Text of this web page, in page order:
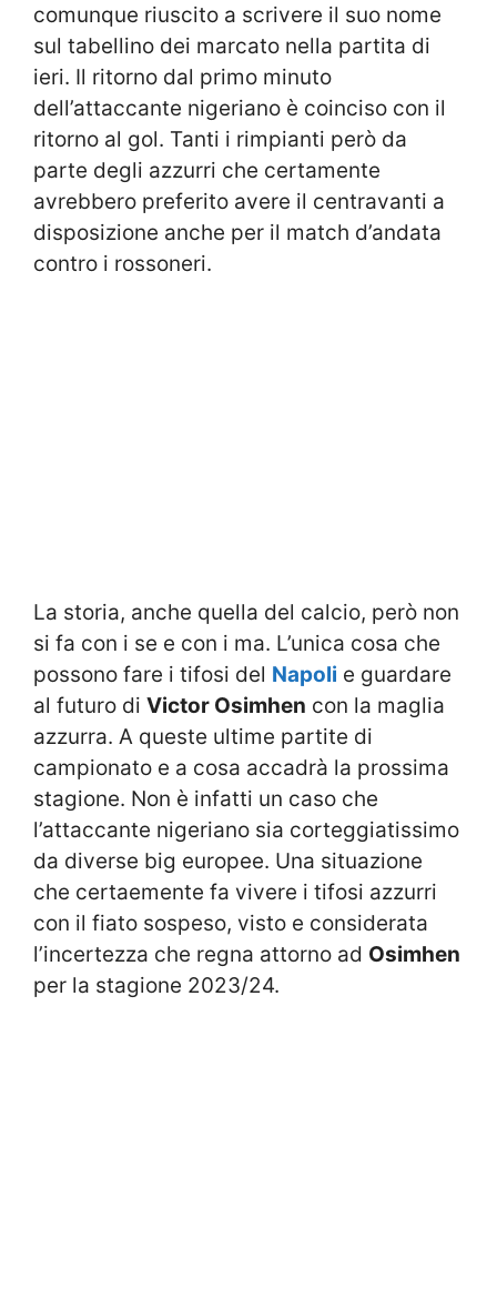
comunque riuscito a scrivere il suo nome
sul tabellino dei marcato nella partita di
ieri. Il ritorno dal primo minuto
dell’attaccante nigeriano è coinciso con il
ritorno al gol. Tanti i rimpianti però da
parte degli azzurri che certamente
avrebbero preferito avere il centravanti a
disposizione anche per il match d’andata
contro i rossoneri.
La storia, anche quella del calcio, però non
si fa con i se e con i ma. L’unica cosa che
possono fare i tifosi del Napoli e guardare
al futuro di Victor Osimhen con la maglia
azzurra. A queste ultime partite di
campionato e a cosa accadrà la prossima
stagione. Non è infatti un caso che
l’attaccante nigeriano sia corteggiatissimo
da diverse big europee. Una situazione
che certaemente fa vivere i tifosi azzurri
con il fiato sospeso, visto e considerata
l’incertezza che regna attorno ad Osimhen
per la stagione 2023/24.